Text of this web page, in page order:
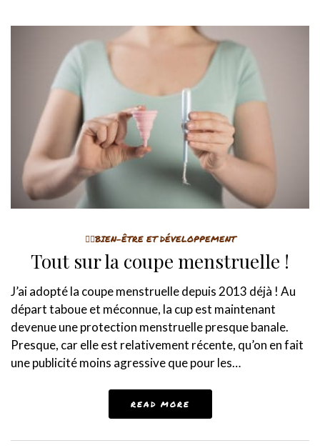
🤸‍♀️BIEN-ÊTRE ET DÉVELOPPEMENT
Tout sur la coupe menstruelle !
J’ai adopté la coupe menstruelle depuis 2013 déjà ! Au
départ taboue et méconnue, la cup est maintenant
devenue une protection menstruelle presque banale.
Presque, car elle est relativement récente, qu’on en fait
une publicité moins agressive que pour les…
READ MORE